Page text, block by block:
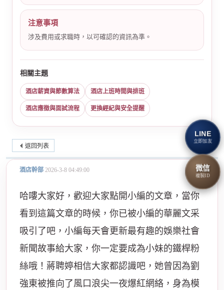
注意事項
涉及費用或求職時，以可確認的資訊為準。
相關主題
酒店薪資與節數算法 酒店上班時間與排班
酒店應徵與面試流程 更換經紀與安全提醒
返回列表
酒店幹部 2026-3-8 04:49:00
哈嘍大家好，歡迎大家點開小編的文章，當你
看到這篇文章的時候，你已被小編的華麗文采
吸引了吧，小編每天會更新最有趣的娛樂社會
新聞故事給大家，你一定要成為小妹的鐵桿粉
絲哦！蔣聘婷相信大家都認識吧，她曾因為劉
強東被推向了風口浪尖一夜爆紅網絡，身為模
LINE
立即加友
微信
複製ID